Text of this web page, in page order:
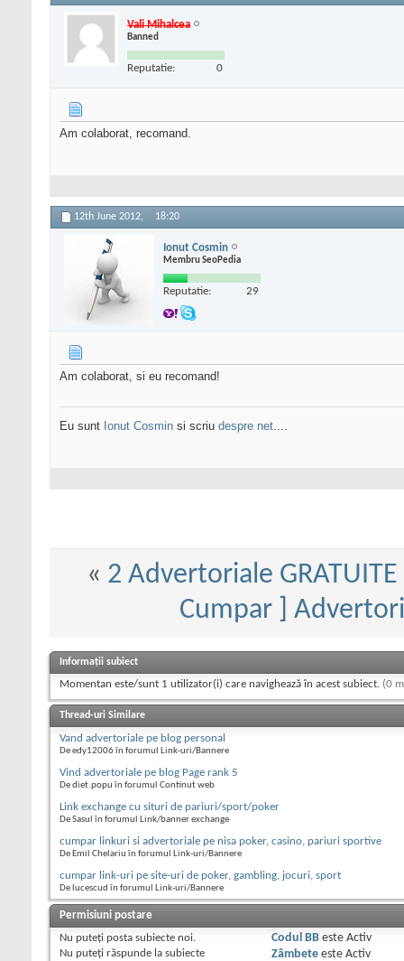
Vali Mihalcea
Banned
Reputatie: 0
Am colaborat, recomand.
12th June 2012, 18:20
Ionut Cosmin
Membru SeoPedia
Reputatie: 29
Am colaborat, si eu recomand!
Eu sunt Ionut Cosmin si scriu despre net....
« 2 Advertoriale
Cumpar ]
Informații subiect
Momentan este/sunt 1 utilizator(i) care navighează în acest subiect. (0
Thread-uri Similare
Vand advertoriale pe blog personal
De edy12006 în forumul Link-uri/Bannere
Vind advertoriale pe blog Page rank 5
De diet.popu în forumul Continut web
Link exchange cu situri de pariuri/sport/poker
De Sasul în forumul Link/banner exchange
cumpar linkuri si advertoriale pe nisa poker, casino, pariuri sportive
De Emil Chelariu în forumul Link-uri/Bannere
cumpar link-uri pe site-uri de poker, gambling, jocuri, sport
De lucescud în forumul Link-uri/Bannere
Permisiuni postare
Nu puteţi posta subiecte noi.
Nu puteţi răspunde la subiecte
Codul BBeste Activ
Zâmbeteeste Activ